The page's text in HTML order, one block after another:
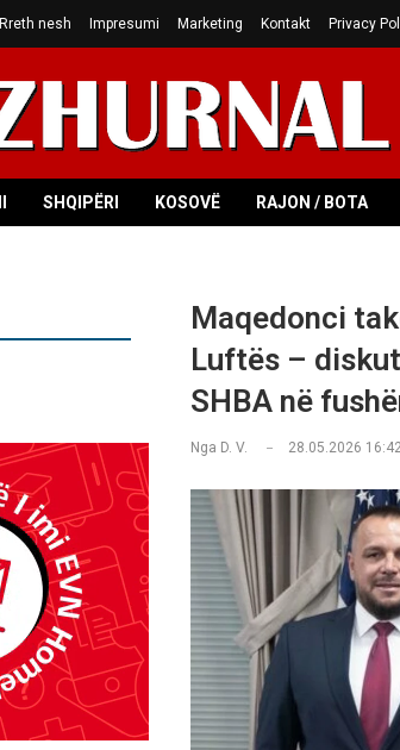
Rreth nesh Impresumi Marketing Kontakt Privacy
SHQIPËRI KOSOVË RAJON / BOTA
Maqedonci
Luftës –
SHBA në
Nga D. V. 28.05.2026